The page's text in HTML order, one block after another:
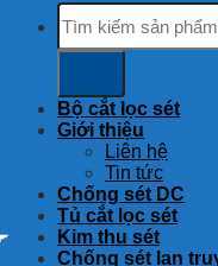
Tìm
kiếm:
Bộ cắt lọc sét
Giới thiệu
Liên hệ
Tin tức
Chống sét DC
Tủ cắt lọc sét
Kim thu sét
Chống sét lan